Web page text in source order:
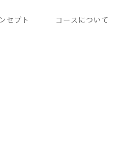
セプト コースについて